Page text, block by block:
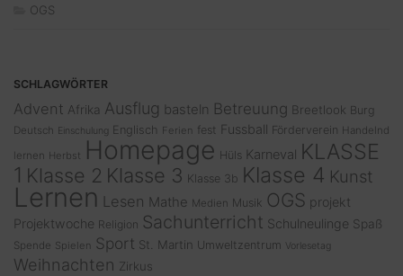
OGS
SCHLAGWÖRTER
Advent Afrika Ausflug basteln Betreuung Breetlook Burg
Deutsch Einschulung Englisch Ferien fest Fussball Förderverein
Handelnd
lernen Herbst Homepage Hüls Karneval KLASSE
1 Klasse 2 Klasse 3 Klasse 3b Klasse 4 Kunst
Lernen Lesen Mathe Medien Musik OGS projekt
Projektwoche Religion Sachunterricht Schulneulinge Spaß
Spende Spielen Sport St. Martin Umweltzentrum Vorlesetag
Weihnachten Zirkus